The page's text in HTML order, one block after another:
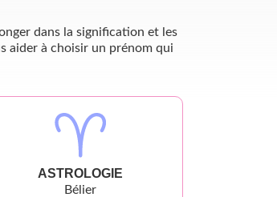
dans la signification et les
aider à choisir un prénom qui
ASTROLOGIE
Bélier